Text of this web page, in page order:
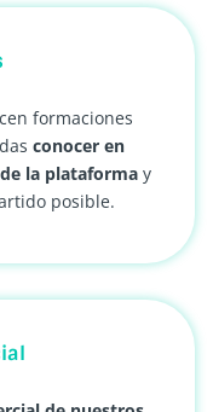
formaciones
conocer en
la plataformay
posible.